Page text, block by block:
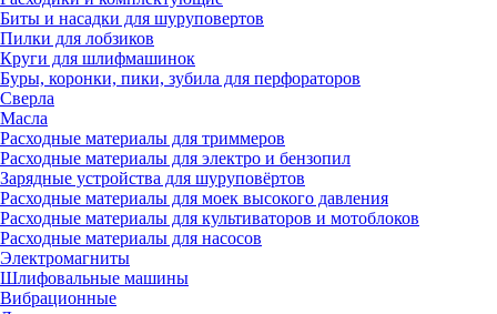
Биты и насадки для шуруповертов
Пилки для лобзиков
Круги для шлифмашинок
Буры, коронки, пики, зубила для перфораторов
Сверла
Масла
Расходные материалы для триммеров
Расходные материалы для электро и бензопил
Зарядные устройства для шуруповёртов
Расходные материалы для моек высокого давления
Расходные материалы для культиваторов и мотоблоков
Расходные материалы для насосов
Электромагниты
Шлифовальные машины
Вибрационные